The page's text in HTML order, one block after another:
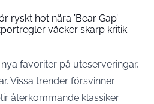
ryskt hot nära ’Bear Gap’
väcker skarp kritik
favoriter på uteserveringar,
Vissa trender försvinner
återkommande klassiker.